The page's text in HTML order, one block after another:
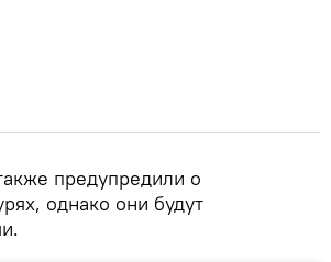
предупредили о
однако они будут